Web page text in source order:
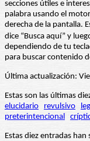
secciones útiles e
palabra usando el
derecha de la pantalla.
dice “Busca aquí” y
dependiendo de tu
para buscar contenido
Última actualización:
Estas son las últimas
elucidario
revulsivo
preterintencional
Estas diez entradas